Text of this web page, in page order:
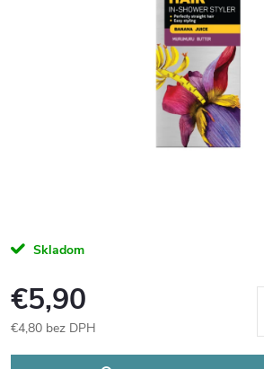
Skladom
€5,90
€4,80 bez DPH